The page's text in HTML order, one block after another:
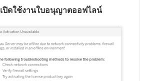
เปิดใช้งานใบอนุญาตออฟไลน์